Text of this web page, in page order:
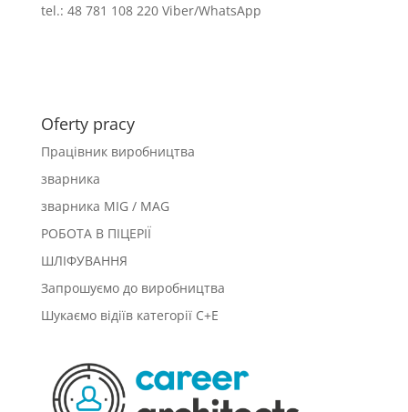
tel.: 48 781 108 220 Viber/WhatsApp
Oferty pracy
Працівник виробництва
зварника
зварника MIG / MAG
РОБОТА В ПІЦЕРІЇ
ШЛІФУВАННЯ
Запрошуємо до виробництва
Шукаємо відіїв категорії C+E